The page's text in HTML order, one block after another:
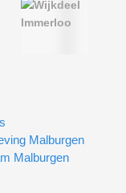
Malburgen
Malburgen